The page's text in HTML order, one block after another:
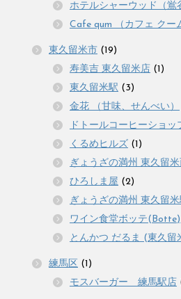
ホテルシャーウッド（鴬
Cafe qum （カフェ クー
東久留米市 (19)
寿美吉 東久留米店 (1)
東久留米駅 (3)
金花 （甘味、せんべい）
ドトールコーヒーショ
くるめヒルズ (1)
ぎょうざの満州 東久留
ひろしま屋 (2)
ぎょうざの満州 東久留
ワイン食堂ボッテ(Botte)
とんかつ だるま (東久留
練馬区 (1)
モスバーガー 練馬駅店